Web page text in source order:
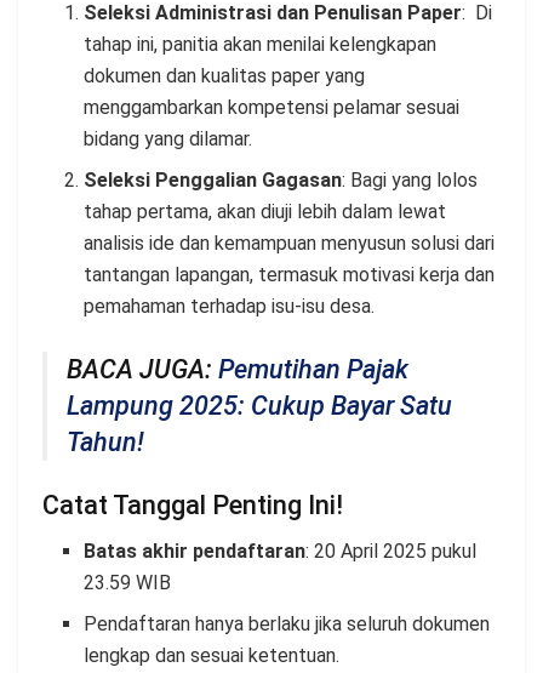
Seleksi Administrasi dan Penulisan Paper: Di
tahap ini, panitia akan menilai kelengkapan
dokumen dan kualitas paper yang
menggambarkan kompetensi pelamar sesuai
bidang yang dilamar.
Seleksi Penggalian Gagasan: Bagi yang lolos
tahap pertama, akan diuji lebih dalam lewat
analisis ide dan kemampuan menyusun solusi dari
tantangan lapangan, termasuk motivasi kerja dan
pemahaman terhadap isu-isu desa.
BACA JUGA: Pemutihan Pajak
Lampung 2025: Cukup Bayar Satu
Tahun!
Catat Tanggal Penting Ini!
Batas akhir pendaftaran: 20 April 2025 pukul
23.59 WIB
Pendaftaran hanya berlaku jika seluruh dokumen
lengkap dan sesuai ketentuan.